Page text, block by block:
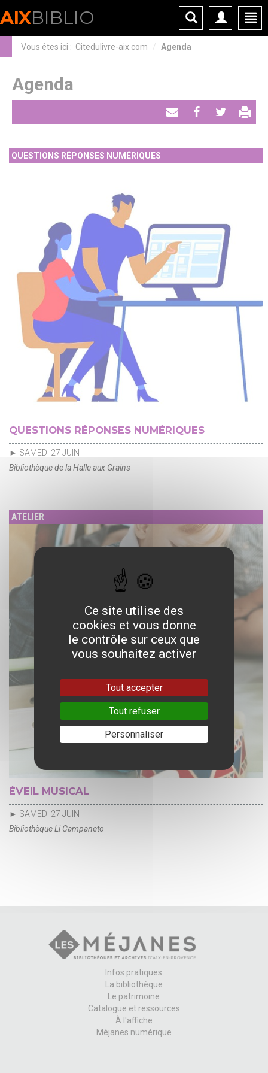
AIXBIBLIO
Vous êtes ici : Citedulivre-aix.com Agenda
Agenda
Envoyer
email
PartagerTweeter
QUESTIONS RÉPONSES NUMÉRIQUES
QUESTIONS RÉPONSES NUMÉRIQUES
► SAMEDI 27 JUIN
Bibliothèque de la Halle aux Grains
ATELIER
ÉVEIL MUSICAL
► SAMEDI 27 JUIN
Bibliothèque Li Campaneto
Infos pratiques
La bibliothèque
Le patrimoine
Catalogue et ressources
À l'affiche
Méjanes numérique
Ce site utilise des
cookies et vous donne
le contrôle sur ceux que
vous souhaitez activer
Tout accepter
Tout refuser
Personnaliser